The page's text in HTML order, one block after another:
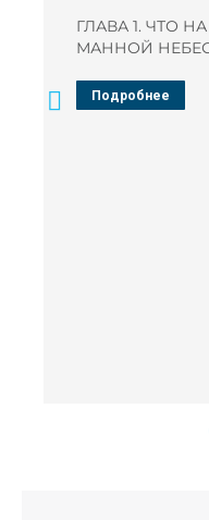
ГЛАВА 1. ЧТО
МАННОЙ
Подробнее